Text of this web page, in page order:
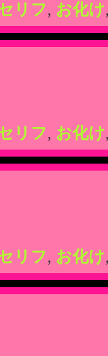
リフ, お化け
リフ, お化け
リフ, お化け